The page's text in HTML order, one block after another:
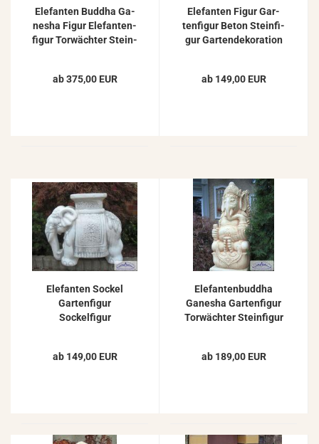
Ele­fan­ten Bud­dha Ga­
ne­sha Figur Ele­fan­ten­
fi­gur Tor­wäch­ter Stein­
ab 375,00 EUR
Ele­fan­ten Figur Gar­
ten­fi­gur Beton Stein­fi­
gur Gar­ten­de­ko­ra­ti­on
ab 149,00 EUR
Elefanten Sockel
Gartenfigur
Sockelfigur
44cm 60kg S234
ab 149,00 EUR
Elefantenbuddha
Ganesha Gartenfigur
Torwächter Steinfigur
ab 189,00 EUR